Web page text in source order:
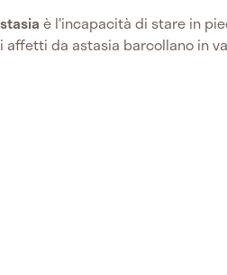
è l'incapacità di stare in
affetti da astasia barcollano in